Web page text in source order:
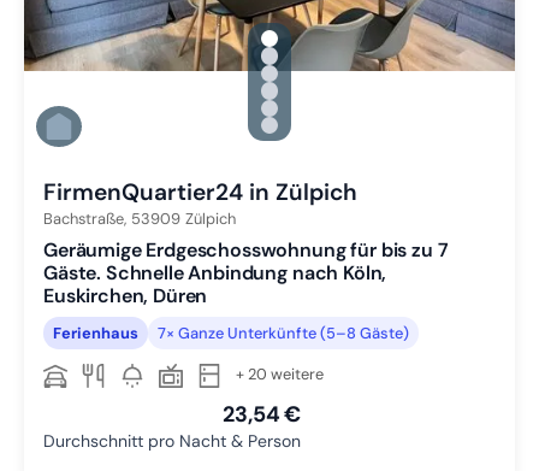
gallery.slide_selector
Zu Slide 1 wechseln
Zu Slide 2 wechseln
Zu Slide 3 wechseln
Zu Slide 4 wechseln
Zu Slide 5 wechseln
Zu Slide 6 wechseln
FirmenQuartier24 in Zülpich
Bachstraße, 53909 Zülpich
Geräumige Erdgeschosswohnung für bis zu 7
Gäste. Schnelle Anbindung nach Köln,
Euskirchen, Düren
Ferienhaus 7× Ganze Unterkünfte (5–8 Gäste)
+ 20 weitere
23,54 €
Durchschnitt pro Nacht & Person